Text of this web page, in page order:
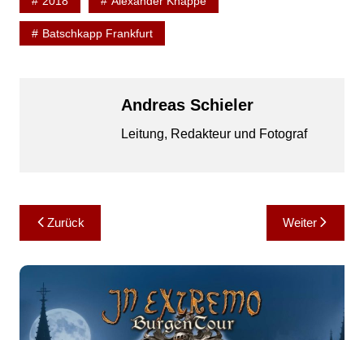
Batschkapp Frankfurt
Andreas Schieler
Leitung, Redakteur und Fotograf
Beitragsnavigation
Zurück Weiter